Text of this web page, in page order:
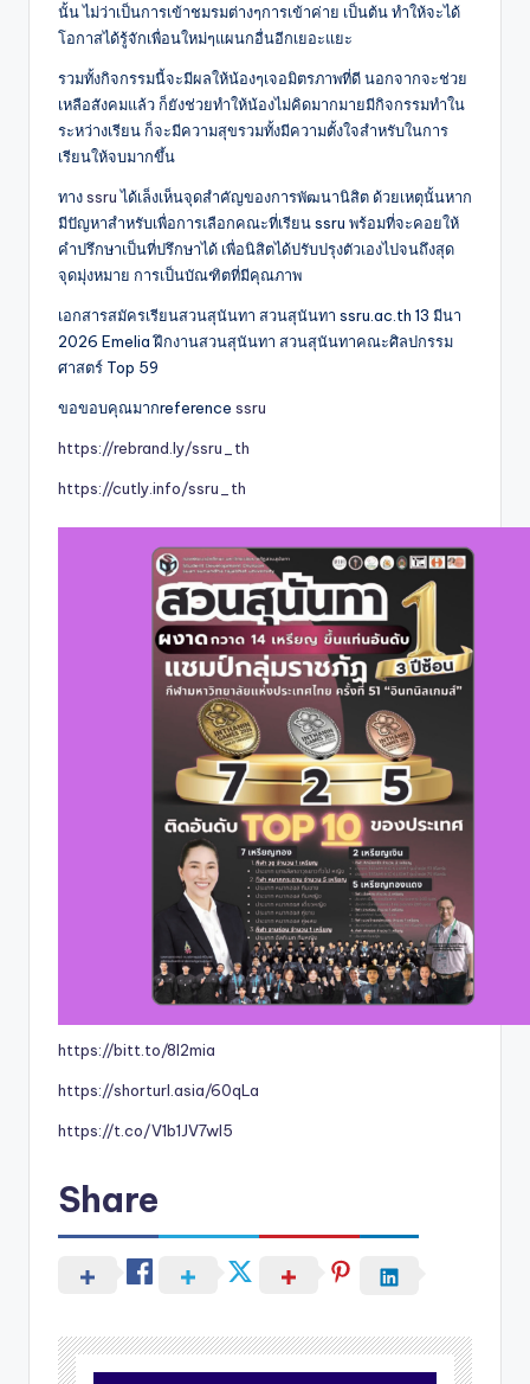
นั้น ไม่ว่าเป็นการเข้าชมรมต่างๆการเข้าค่าย เป็นต้น ทำให้จะได้
โอกาสได้รู้จักเพื่อนใหม่ๆแผนกอื่นอีกเยอะแยะ
รวมทั้งกิจกรรมนี้จะมีผลให้น้องๆเจอมิตรภาพที่ดี นอกจากจะช่วย
เหลือสังคมแล้ว ก็ยังช่วยทำให้น้องไม่คิดมากมายมีกิจกรรมทำใน
ระหว่างเรียน ก็จะมีความสุขรวมทั้งมีความตั้งใจสำหรับในการ
เรียนให้จบมากขึ้น
ทางssruได้เล็งเห็นจุดสำคัญของการพัฒนานิสิต ด้วยเหตุนั้นหาก
มีปัญหาสำหรับเพื่อการเลือกคณะที่เรียน ssru พร้อมที่จะคอยให้
คำปรึกษาเป็นที่ปรึกษาได้ เพื่อนิสิตได้ปรับปรุงตัวเองไปจนถึงสุด
จุดมุ่งหมาย การเป็นบัณฑิตที่มีคุณภาพ
เอกสารสมัครเรียนสวนสุนันทา สวนสุนันทา ssru.ac.th 13 มีนา
2026 Emelia ฝึกงานสวนสุนันทา สวนสุนันทาคณะศิลปกรรม
ศาสตร์ Top 59
ขอขอบคุณมากreference ssru
https://rebrand.ly/ssru_th
https://cutly.info/ssru_th
https://bitt.to/8l2mia
https://shorturl.asia/60qLa
https://t.co/V1b1JV7wI5
Share